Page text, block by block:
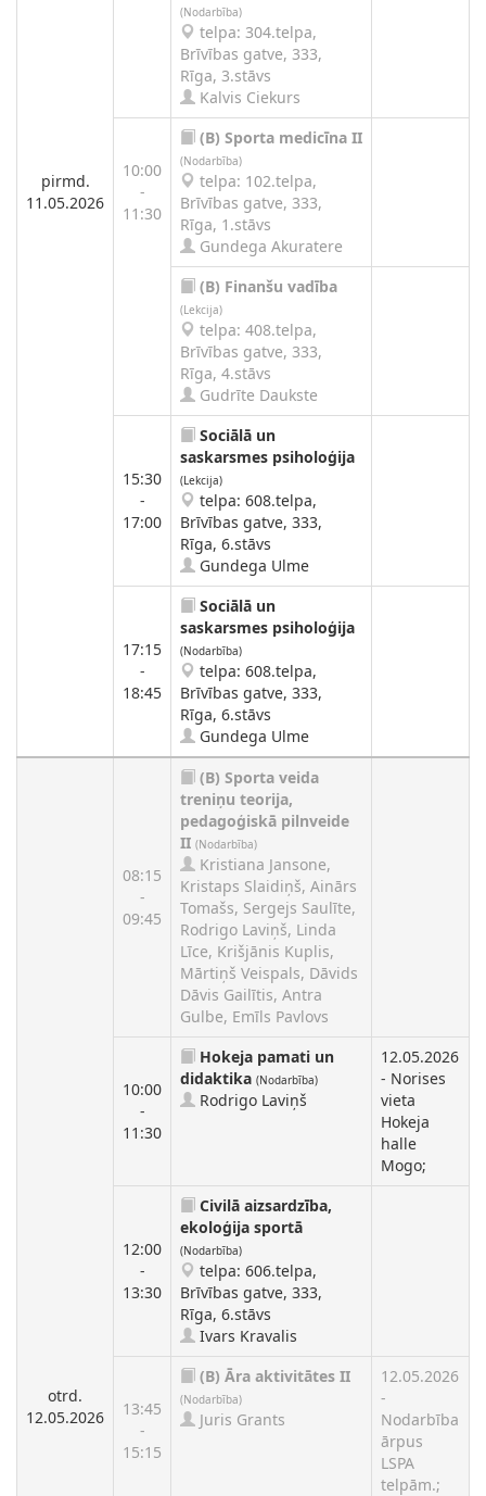
pirmd.
11.05.2026
(Nodarbība)
telpa: 304.telpa,
Brīvības gatve, 333,
Rīga, 3.stāvs
Kalvis Ciekurs
10:00
-
11:30
(B) Sporta medicīna II
(Nodarbība)
telpa: 102.telpa,
Brīvības gatve, 333,
Rīga, 1.stāvs
Gundega Akuratere
(B) Finanšu vadība
(Lekcija)
telpa: 408.telpa,
Brīvības gatve, 333,
Rīga, 4.stāvs
Gudrīte Daukste
15:30
-
17:00
Sociālā un
saskarsmes psiholoģija
(Lekcija)
telpa: 608.telpa,
Brīvības gatve, 333,
Rīga, 6.stāvs
Gundega Ulme
17:15
-
18:45
Sociālā un
saskarsmes psiholoģija
(Nodarbība)
telpa: 608.telpa,
Brīvības gatve, 333,
Rīga, 6.stāvs
Gundega Ulme
otrd.
12.05.2026
08:15
-
09:45
(B) Sporta veida
treniņu teorija,
pedagoģiskā pilnveide
II (Nodarbība)
Kristiana Jansone,
Kristaps Slaidiņš, Ainārs
Tomašs, Sergejs Saulīte,
Rodrigo Laviņš, Linda
Līce, Krišjānis Kuplis,
Mārtiņš Veispals, Dāvids
Dāvis Gailītis, Antra
Gulbe, Emīls Pavlovs
10:00
-
11:30
Hokeja pamati un
didaktika (Nodarbība)
Rodrigo Laviņš
12.05.2026
- Norises
vieta
Hokeja
halle
Mogo;
12:00
-
13:30
Civilā aizsardzība,
ekoloģija sportā
(Nodarbība)
telpa: 606.telpa,
Brīvības gatve, 333,
Rīga, 6.stāvs
Ivars Kravalis
13:45
-
15:15
(B) Āra aktivitātes II
(Nodarbība)
Juris Grants
12.05.2026
-
Nodarbība
ārpus
LSPA
telpām.;